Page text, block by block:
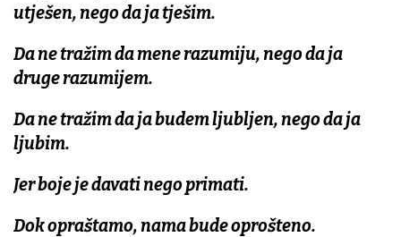
utješen, nego da ja tješim.
Da ne tražim da mene razumiju, nego da ja
druge razumijem.
Da ne tražim da ja budem ljubljen, nego da ja
ljubim.
Jer boje je davati nego primati.
Dok opraštamo, nama bude oprošteno.